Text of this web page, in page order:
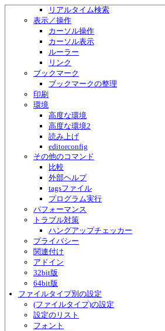
リアルタイム検索
表示／操作
カーソル操作
カーソル表示
ルーラー
リンク
ブックマーク
ブックマークの整理
印刷
環境
高度な環境
高度な環境2
読み上げ
editorconfig
その他のコマンド
比較
外部ヘルプ
tagsファイル
プログラム実行
パフォーマンス
トラブル対策
ハングアップチェッカー
プライバシー
関連付け
アドイン
32bit版
64bit版
ファイルタイプ別の設定
(ファイルタイプ)の設定
設定のリスト
フォント